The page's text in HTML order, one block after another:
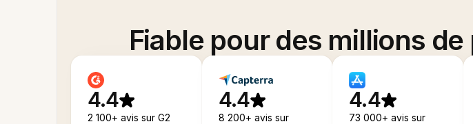
Fiable pour des millions
4.4
2 100+ avis sur G2
4.4
8 200+ avis sur
4.4
73 000+ avis sur